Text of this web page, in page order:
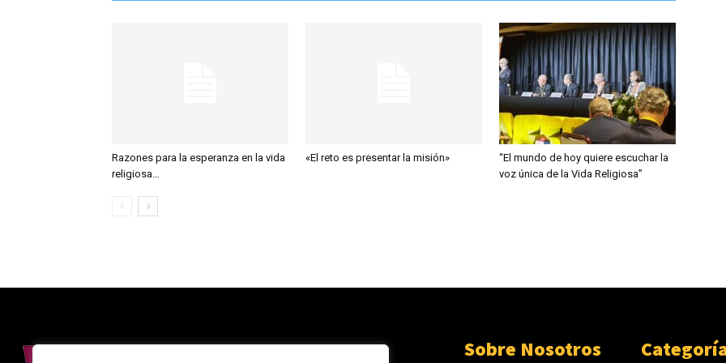
Razones para la esperanza en la vida
religiosa…
«El reto es presentar la misión»
“El mundo de hoy quiere escuchar la
voz única de la Vida Religiosa”
Sobre Nosotros